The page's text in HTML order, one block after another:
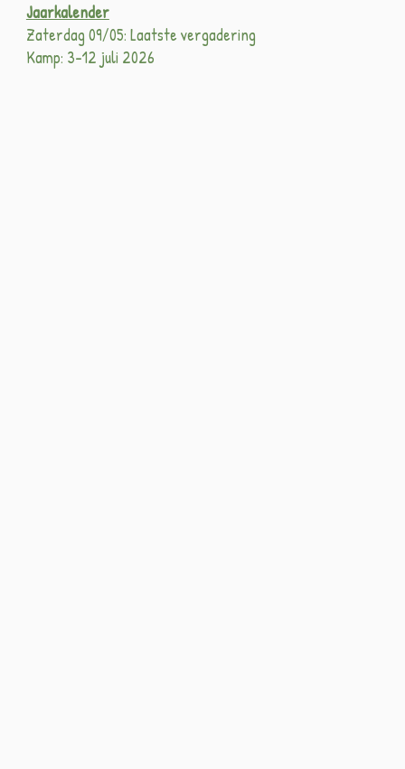
Jaarkalender
Zaterdag 09/05: Laatste vergadering​
Kamp: 3-12 juli 2026